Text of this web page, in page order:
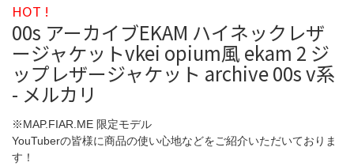
HOT !
00s アーカイブEKAM ハイネックレザ
ージャケットvkei opium風 ekam 2 ジ
ップレザージャケット archive 00s v系
- メルカリ
※MAP.FIAR.ME 限定モデル
YouTuberの皆様に商品の使い心地などをご紹介いただいておりま
す！